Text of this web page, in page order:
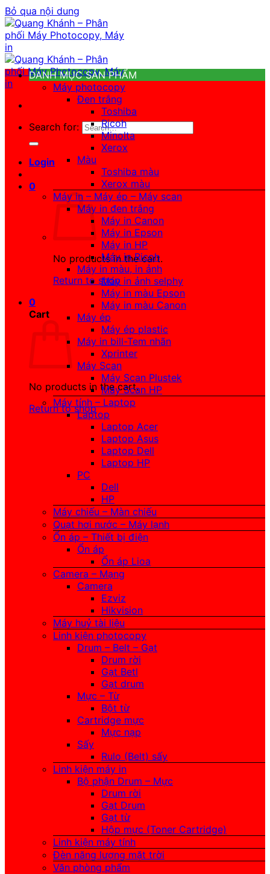
Bỏ qua nội dung
Search for:
Login
0
No products in the cart.
Return to shop
0
Cart
No products in the cart.
Return to shop
DANH MỤC SẢN PHẨM
Máy photocopy
Đen trắng
Toshiba
Ricoh
Minolta
Xerox
Màu
Toshiba màu
Xerox màu
Máy in – Máy ép – Máy scan
Máy in đen trắng
Máy in Canon
Máy in Epson
Máy in HP
Máy in Ricoh
Máy in màu, in ảnh
Máy in ảnh selphy
Máy in màu Epson
Máy in màu Canon
Máy ép
Máy ép plastic
Máy in bill-Tem nhãn
Xprinter
Máy Scan
Máy Scan Plustek
Máy Scan HP
Máy tính – Laptop
Laptop
Laptop Acer
Laptop Asus
Laptop Dell
Laptop HP
PC
Dell
HP
Máy chiếu – Màn chiếu
Quạt hơi nước – Máy lạnh
Ổn áp – Thiết bị điện
Ổn áp
Ổn áp Lioa
Camera – Mạng
Camera
Ezviz
Hikvision
Máy huỷ tài liệu
Linh kiện photocopy
Drum – Belt – Gạt
Drum rời
Gạt Betl
Gạt drum
Mực – Từ
Bột từ
Cartridge mực
Mực nạp
Sấy
Rulo (Belt) sấy
Linh kiện máy in
Bộ phận Drum – Mực
Drum rời
Gạt Drum
Gạt từ
Hộp mực (Toner Cartridge)
Linh kiện máy tính
Đèn năng lượng mặt trời
Văn phòng phẩm